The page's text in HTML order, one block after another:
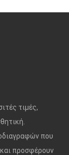
τιμές,
που
προσφέρουν